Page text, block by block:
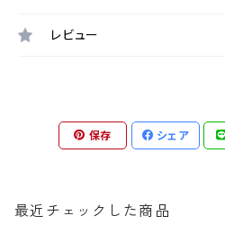
レビュー
保存 シェア
最近チェックした商品